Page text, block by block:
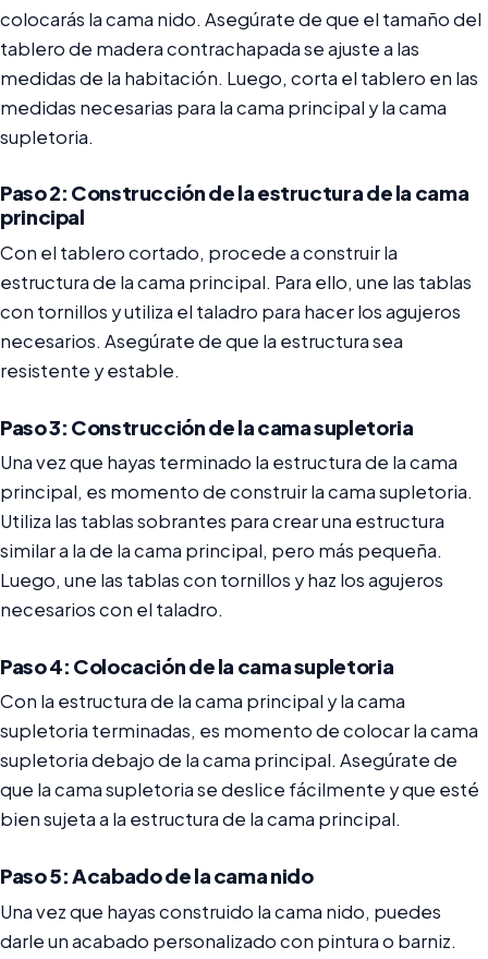
colocarás la cama nido. Asegúrate de que el tamaño del
tablero de madera contrachapada se ajuste a las
medidas de la habitación. Luego, corta el tablero en las
medidas necesarias para la cama principal y la cama
supletoria.
Paso 2: Construcción de la estructura de la cama
principal
Con el tablero cortado, procede a construir la
estructura de la cama principal. Para ello, une las tablas
con tornillos y utiliza el taladro para hacer los agujeros
necesarios. Asegúrate de que la estructura sea
resistente y estable.
Paso 3: Construcción de la cama supletoria
Una vez que hayas terminado la estructura de la cama
principal, es momento de construir la cama supletoria.
Utiliza las tablas sobrantes para crear una estructura
similar a la de la cama principal, pero más pequeña.
Luego, une las tablas con tornillos y haz los agujeros
necesarios con el taladro.
Paso 4: Colocación de la cama supletoria
Con la estructura de la cama principal y la cama
supletoria terminadas, es momento de colocar la cama
supletoria debajo de la cama principal. Asegúrate de
que la cama supletoria se deslice fácilmente y que esté
bien sujeta a la estructura de la cama principal.
Paso 5: Acabado de la cama nido
Una vez que hayas construido la cama nido, puedes
darle un acabado personalizado con pintura o barniz.